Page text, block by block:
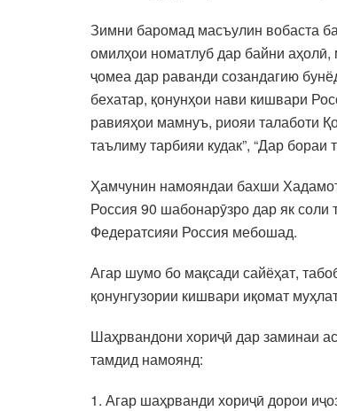
Зимни баромад масъулин вобаста
омилҳои номатлуб дар байни
ҷомеа дар раванди созандагию
бехатар, қонунҳои нави кишвари
равияҳои мамнуъ, риояи талаботи
таълиму тарбияи кудак”, “Дар
Ҳамчунин намояндаи бахши
Россия 90 шабонарӯзро дар як
Федератсияи Россия мебошад.
Агар шумо бо мақсади сайёҳат,
қонунгузории кишвари иқомат
Шаҳрвандони хориҷӣ дар заминаи
тамдид намоянд:
1. Агар шаҳрванди хориҷӣ дорои